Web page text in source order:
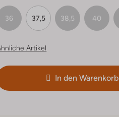
36 37,5 38,5 40
Artikel
In den Warenkorb